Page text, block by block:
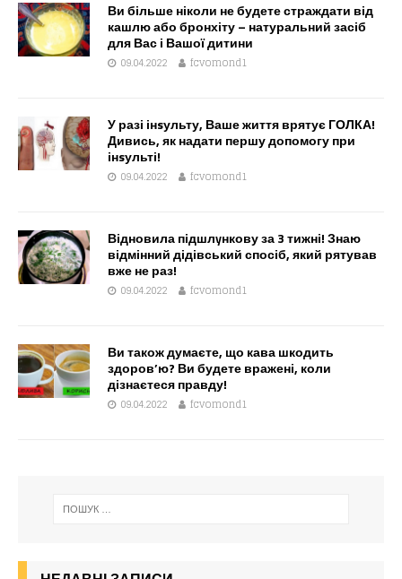
Ви більше ніколи не будете страждати від
кашлю або бронхіту – натуральний засіб
для Вас і Вашої дитини
09.04.2022 fcvomond1
У разі інsульту, Ваше життя врятує ГОЛКА!
Дивись, як надати першу допомогу при
інsульті!
09.04.2022 fcvomond1
Відновила пiдшлyнкову за 3 тижні! Знаю
відмінний дідівський спосіб, який рятував
вже не раз!
09.04.2022 fcvomond1
Ви також думаєте, що кава шкодить
здоров’ю? Ви будете вражені, коли
дізнаєтеся правду!
09.04.2022 fcvomond1